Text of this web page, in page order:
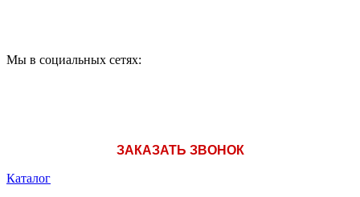
Мы в социальных сетях:
ЗАКАЗАТЬ ЗВОНОК
Каталог